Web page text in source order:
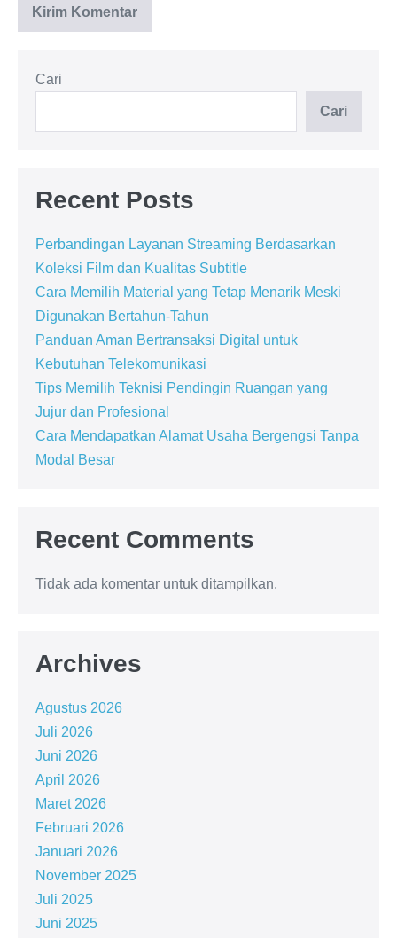
Cari
Cari
Recent Posts
Perbandingan Layanan Streaming Berdasarkan
Koleksi Film dan Kualitas Subtitle
Cara Memilih Material yang Tetap Menarik Meski
Digunakan Bertahun-Tahun
Panduan Aman Bertransaksi Digital untuk
Kebutuhan Telekomunikasi
Tips Memilih Teknisi Pendingin Ruangan yang
Jujur dan Profesional
Cara Mendapatkan Alamat Usaha Bergengsi Tanpa
Modal Besar
Recent Comments
Tidak ada komentar untuk ditampilkan.
Archives
Agustus 2026
Juli 2026
Juni 2026
April 2026
Maret 2026
Februari 2026
Januari 2026
November 2025
Juli 2025
Juni 2025